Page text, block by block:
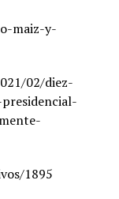
maiz-y-
02/diez-
1895